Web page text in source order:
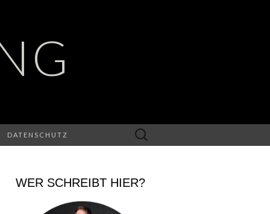
DATENSCHUTZ
Suchen
nach:
WER SCHREIBT HIER?